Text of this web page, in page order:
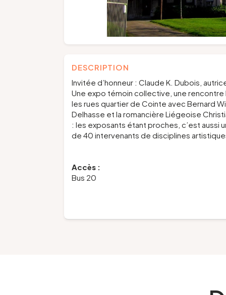
DESCRIPTION
Invitée d’honneur : Claude K. Dubois,
Une expo témoin collective, une
les rues quartier de Cointe avec Bernard
Delhasse et la romancière Liégeoise
: les exposants étant proches, c’est aussi
de 40 intervenants de disciplines
Accès :
Bus 20